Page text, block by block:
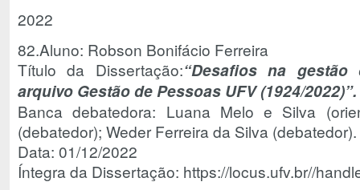
2022
82.Aluno: Robson Bonifácio Ferreira
Título da Dissertação:“Desafios na
arquivo Gestão de Pessoas UFV (1924/2022)”.
Banca debatedora: Luana Melo e Silva
(debatedor); Weder Ferreira da Silva (debatedor).
Data: 01/12/2022
Íntegra da Dissertação: https://locus.ufv.br//